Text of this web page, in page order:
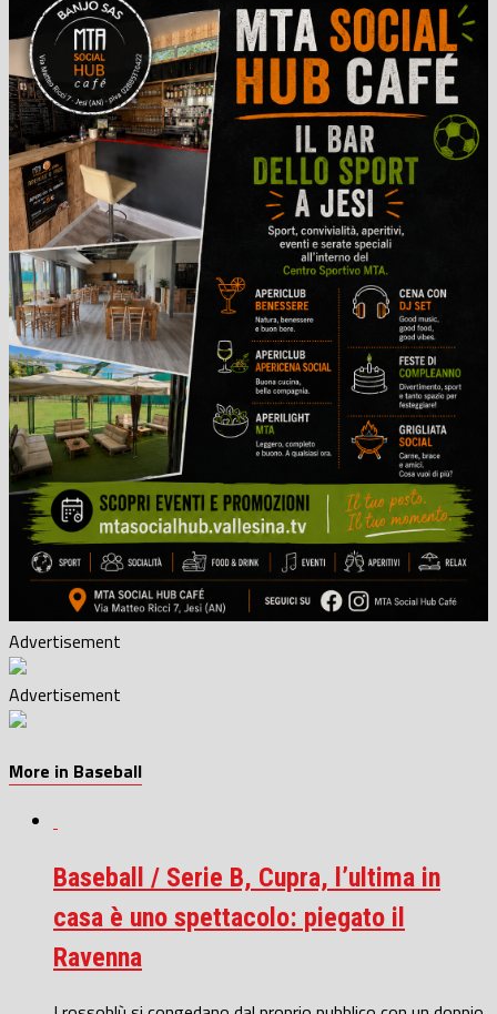
Advertisement
Advertisement
More in Baseball
Baseball / Serie B, Cupra, l’ultima in
casa è uno spettacolo: piegato il
Ravenna